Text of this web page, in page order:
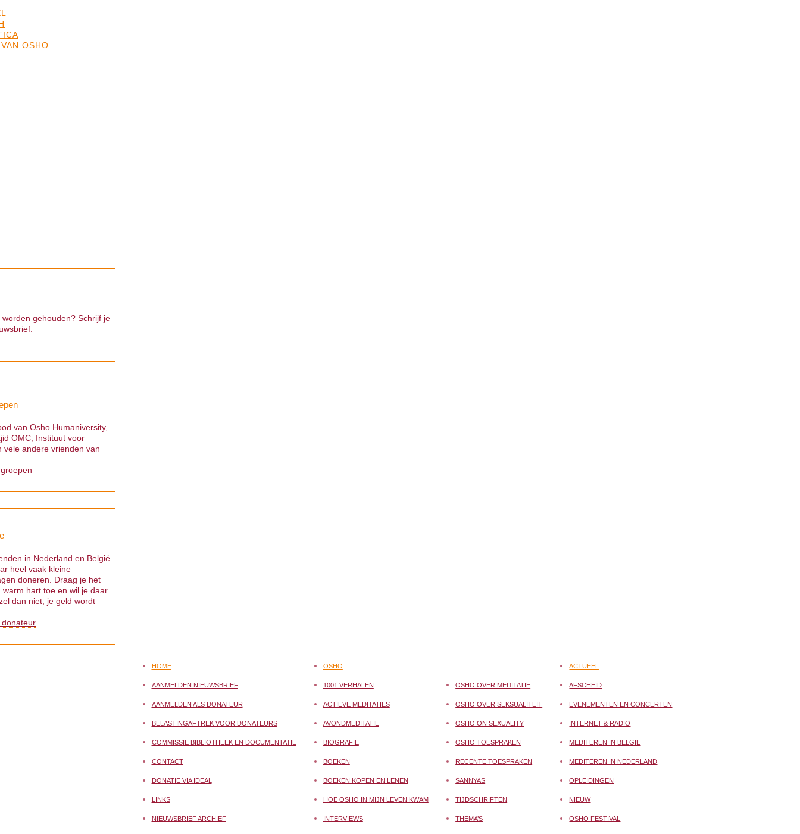
OSHO
gehouden? Schrijf je
van Osho Humaniversity,
OMC, Instituut voor
vele andere vrienden van
in Nederland en België
heel vaak kleine
doneren. Draag je het
hart toe en wil je daar
dan niet, je geld wordt
HOME
AANMELDEN NIEUWSBRIEF
AANMELDEN ALS DONATEUR
BELASTINGAFTREK VOOR DONATEURS
COMMISSIE BIBLIOTHEEK EN DOCUMENTATIE
CONTACT
DONATIE VIA IDEAL
LINKS
NIEUWSBRIEF ARCHIEF
OSHO
1001 VERHALEN
ACTIEVE MEDITATIES
AVONDMEDITATIE
BIOGRAFIE
BOEKEN
BOEKEN KOPEN EN LENEN
HOE OSHO IN MIJN LEVEN KWAM
INTERVIEWS
OSHO OVER MEDITATIE
OSHO OVER SEKSUALITEIT
OSHO ON SEXUALITY
OSHO TOESPRAKEN
RECENTE TOESPRAKEN
SANNYAS
TIJDSCHRIFTEN
THEMA’S
ACTUEEL
AFSCHEID
EVENEMENTEN EN CONCERTEN
INTERNET & RADIO
MEDITEREN IN BELGIË
MEDITEREN IN NEDERLAND
OPLEIDINGEN
NIEUW
OSHO FESTIVAL